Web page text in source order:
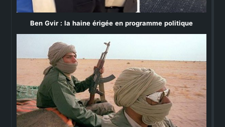
Ben Gvir : la haine érigée en programme politique